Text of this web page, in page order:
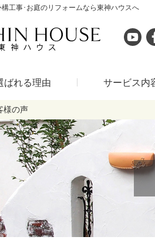
工事･お庭のリフォームなら東神ハウスへ
ばれる理由 サービス内
様の声